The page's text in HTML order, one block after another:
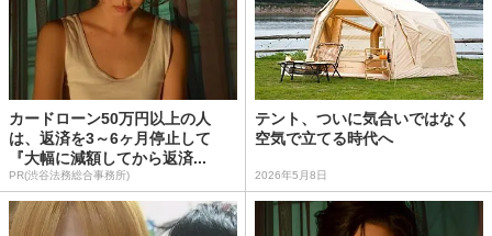
カードローン50万円以上の人
は、返済を3～6ヶ月停止して
『大幅に減額してから返済...
PR(渋谷法務総合事務所)
テント、ついに気合いではなく
空気で立てる時代へ
2026年5月8日